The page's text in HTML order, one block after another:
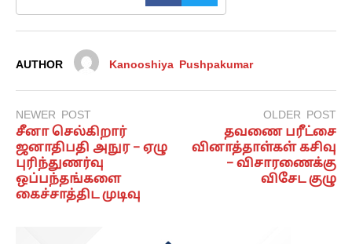
AUTHOR Kanooshiya Pushpakumar
NEWER POST
சீனா செல்கிறார்
ஜனாதிபதி அநுர – ஏழு
புரிந்துணர்வு
ஒப்பந்தங்களை
கைச்சாத்திட முடிவு
OLDER POST
தவணை பரீட்சை
வினாத்தாள்கள் கசிவு
– விசாரணைக்கு
விசேட குழு